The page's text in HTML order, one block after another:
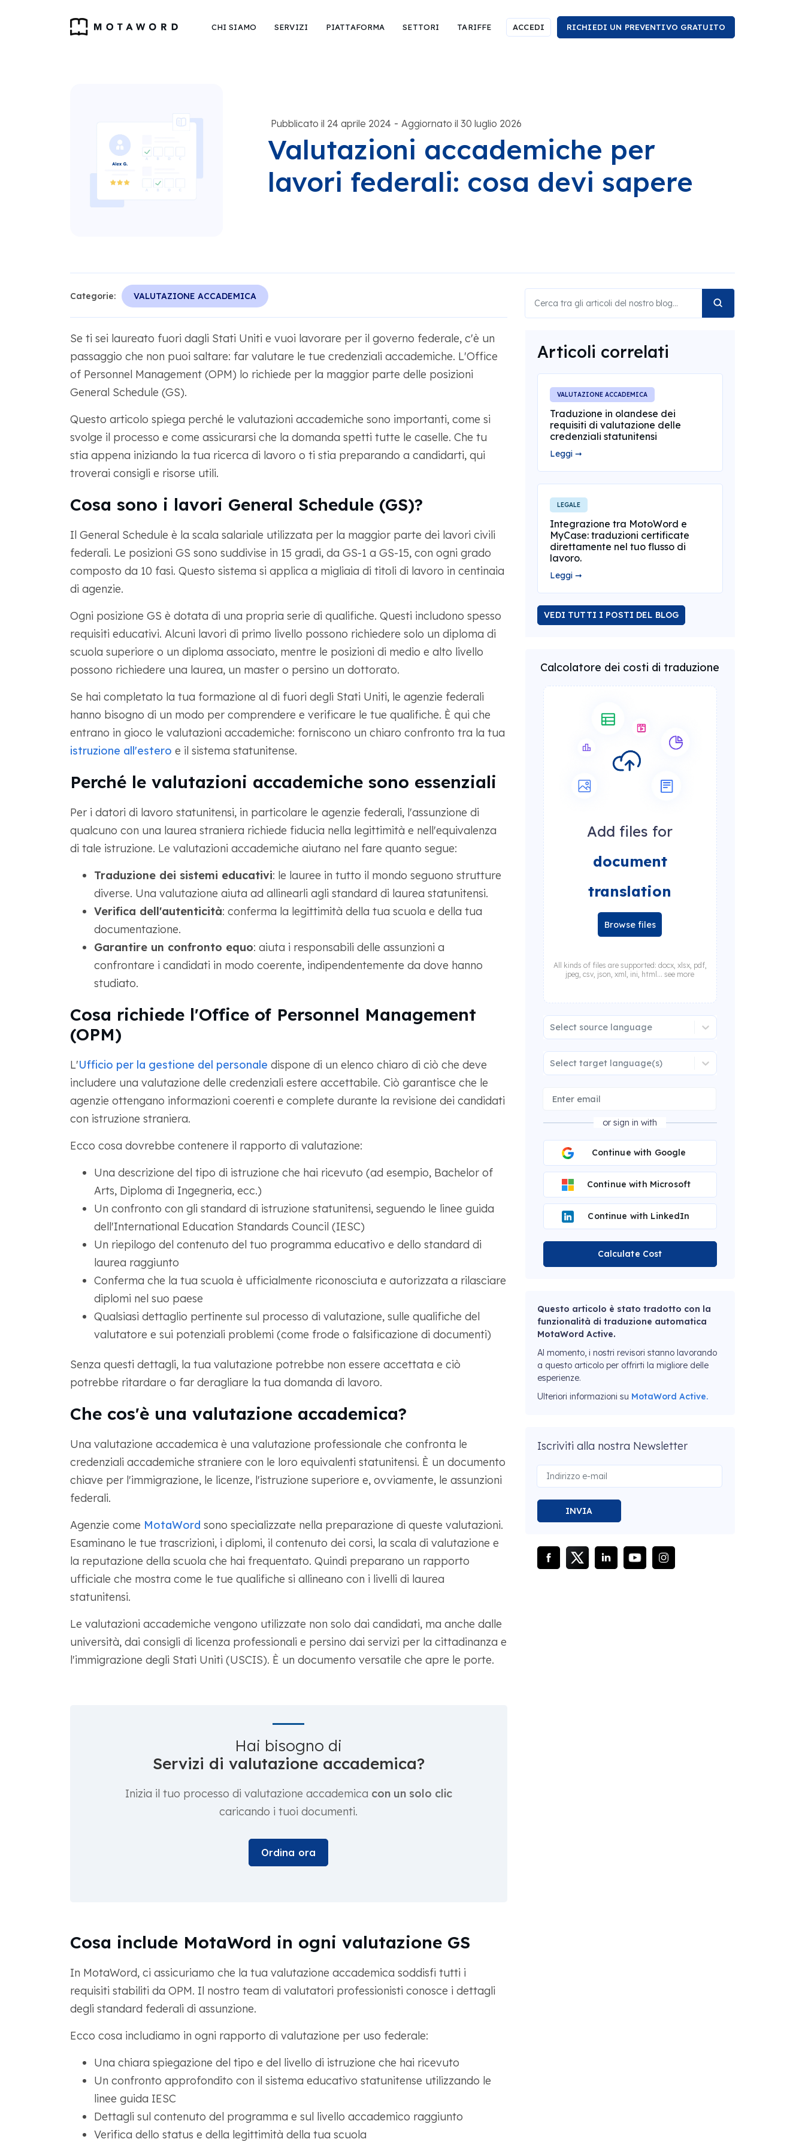
CHI SIAMO SERVIZI PIATTAFORMA SETTORI TARIFFE ACCEDI RICHIEDI UN PREVENTIVO GRATUITO
Pubblicato il 24 aprile 2024 - Aggiornato il 30 luglio 2026
Valutazioni accademiche per
lavori federali: cosa devi sapere
Categorie: VALUTAZIONE ACCADEMICA
Se ti sei laureato fuori dagli Stati Uniti e vuoi lavorare per il governo federale, c'è un
passaggio che non puoi saltare: far valutare le tue credenziali accademiche. L'Office
of Personnel Management (OPM) lo richiede per la maggior parte delle posizioni
General Schedule (GS).
Questo articolo spiega perché le valutazioni accademiche sono importanti, come si
svolge il processo e come assicurarsi che la domanda spetti tutte le caselle. Che tu
stia appena iniziando la tua ricerca di lavoro o ti stia preparando a candidarti, qui
troverai consigli e risorse utili.
Cosa sono i lavori General Schedule (GS)?
Il General Schedule è la scala salariale utilizzata per la maggior parte dei lavori civili
federali. Le posizioni GS sono suddivise in 15 gradi, da GS-1 a GS-15, con ogni grado
composto da 10 fasi. Questo sistema si applica a migliaia di titoli di lavoro in centinaia
di agenzie.
Ogni posizione GS è dotata di una propria serie di qualifiche. Questi includono spesso
requisiti educativi. Alcuni lavori di primo livello possono richiedere solo un diploma di
scuola superiore o un diploma associato, mentre le posizioni di medio e alto livello
possono richiedere una laurea, un master o persino un dottorato.
Se hai completato la tua formazione al di fuori degli Stati Uniti, le agenzie federali
hanno bisogno di un modo per comprendere e verificare le tue qualifiche. È qui che
entrano in gioco le valutazioni accademiche: forniscono un chiaro confronto tra la tua
istruzione all'estero e il sistema statunitense.
Perché le valutazioni accademiche sono essenziali
Per i datori di lavoro statunitensi, in particolare le agenzie federali, l'assunzione di
qualcuno con una laurea straniera richiede fiducia nella legittimità e nell'equivalenza
di tale istruzione. Le valutazioni accademiche aiutano nel fare quanto segue:
Traduzione dei sistemi educativi: le lauree in tutto il mondo seguono strutture
diverse. Una valutazione aiuta ad allinearli agli standard di laurea statunitensi.
Verifica dell'autenticità: conferma la legittimità della tua scuola e della tua
documentazione.
Garantire un confronto equo: aiuta i responsabili delle assunzioni a
confrontare i candidati in modo coerente, indipendentemente da dove hanno
studiato.
Cosa richiede l'Office of Personnel Management
(OPM)
L'Ufficio per la gestione del personale dispone di un elenco chiaro di ciò che deve
includere una valutazione delle credenziali estere accettabile. Ciò garantisce che le
agenzie ottengano informazioni coerenti e complete durante la revisione dei candidati
con istruzione straniera.
Ecco cosa dovrebbe contenere il rapporto di valutazione:
Una descrizione del tipo di istruzione che hai ricevuto (ad esempio, Bachelor of
Arts, Diploma di Ingegneria, ecc.)
Un confronto con gli standard di istruzione statunitensi, seguendo le linee guida
dell'International Education Standards Council (IESC)
Un riepilogo del contenuto del tuo programma educativo e dello standard di
laurea raggiunto
Conferma che la tua scuola è ufficialmente riconosciuta e autorizzata a rilasciare
diplomi nel suo paese
Qualsiasi dettaglio pertinente sul processo di valutazione, sulle qualifiche del
valutatore e sui potenziali problemi (come frode o falsificazione di documenti)
Senza questi dettagli, la tua valutazione potrebbe non essere accettata e ciò
potrebbe ritardare o far deragliare la tua domanda di lavoro.
Che cos'è una valutazione accademica?
Una valutazione accademica è una valutazione professionale che confronta le
credenziali accademiche straniere con le loro equivalenti statunitensi. È un documento
chiave per l'immigrazione, le licenze, l'istruzione superiore e, ovviamente, le assunzioni
federali.
Agenzie come MotaWord sono specializzate nella preparazione di queste valutazioni.
Esaminano le tue trascrizioni, i diplomi, il contenuto dei corsi, la scala di valutazione e
la reputazione della scuola che hai frequentato. Quindi preparano un rapporto
ufficiale che mostra come le tue qualifiche si allineano con i livelli di laurea
statunitensi.
Le valutazioni accademiche vengono utilizzate non solo dai candidati, ma anche dalle
università, dai consigli di licenza professionali e persino dai servizi per la cittadinanza e
l'immigrazione degli Stati Uniti (USCIS). È un documento versatile che apre le porte.
Hai bisogno di
Servizi di valutazione accademica?
Inizia il tuo processo di valutazione accademica con un solo clic
caricando i tuoi documenti.
Ordina ora
Cosa include MotaWord in ogni valutazione GS
In MotaWord, ci assicuriamo che la tua valutazione accademica soddisfi tutti i
requisiti stabiliti da OPM. Il nostro team di valutatori professionisti conosce i dettagli
degli standard federali di assunzione.
Ecco cosa includiamo in ogni rapporto di valutazione per uso federale:
Una chiara spiegazione del tipo e del livello di istruzione che hai ricevuto
Un confronto approfondito con il sistema educativo statunitense utilizzando le
linee guida IESC
Dettagli sul contenuto del programma e sul livello accademico raggiunto
Verifica dello status e della legittimità della tua scuola
Articoli correlati
VALUTAZIONE ACCADEMICA
Traduzione in olandese dei
requisiti di valutazione delle
credenziali statunitensi
Leggi ➞
LEGALE
Integrazione tra MotoWord e
MyCase: traduzioni certificate
direttamente nel tuo flusso di
lavoro.
Leggi ➞
VEDI TUTTI I POSTI DEL BLOG
Calcolatore dei costi di traduzione
Add files for
document
translation
Browse files
All kinds of files are supported: docx, xlsx, pdf,
jpeg, csv, json, xml, ini, html... see more
Select source language
Select target language(s)
or sign in with
Continue with Google
Continue with Microsoft
Continue with LinkedIn
Calculate Cost
Questo articolo è stato tradotto con la
funzionalità di traduzione automatica
MotaWord Active.
Al momento, i nostri revisori stanno lavorando
a questo articolo per offrirti la migliore delle
esperienze.
Ulteriori informazioni su MotaWord Active.
Iscriviti alla nostra Newsletter
INVIA